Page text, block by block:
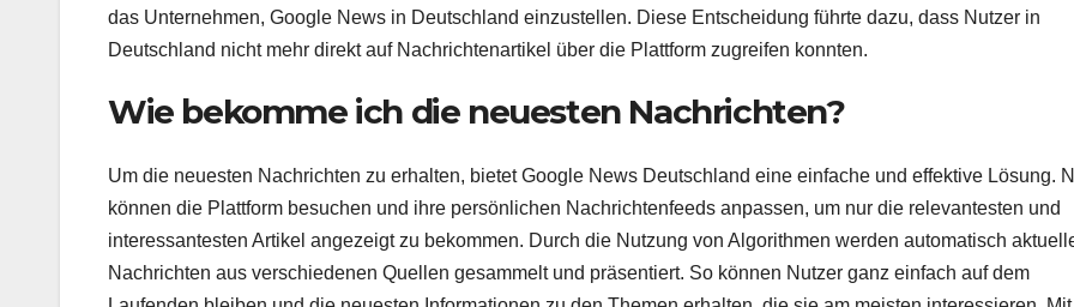
das Unternehmen, Google News in Deutschland einzustellen. Diese Entscheidung führte dazu, dass Nutzer in
Deutschland nicht mehr direkt auf Nachrichtenartikel über die Plattform zugreifen konnten.
Wie bekomme ich die neuesten Nachrichten?
Um die neuesten Nachrichten zu erhalten, bietet Google News Deutschland eine einfache und effektive Lösung.
können die Plattform besuchen und ihre persönlichen Nachrichtenfeeds anpassen, um nur die relevantesten und
interessantesten Artikel angezeigt zu bekommen. Durch die Nutzung von Algorithmen werden automatisch
Nachrichten aus verschiedenen Quellen gesammelt und präsentiert. So können Nutzer ganz einfach auf dem